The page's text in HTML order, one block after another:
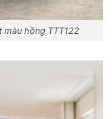
hồng TTT122